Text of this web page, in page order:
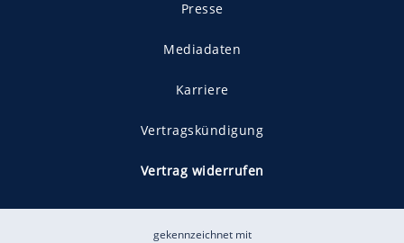
Presse
Mediadaten
Karriere
Vertragskündigung
Vertrag widerrufen
gekennzeichnet mit